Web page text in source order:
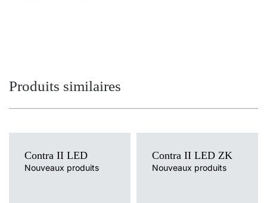
Produits similaires
Contra II LED
Nouveaux produits
Contra II LED ZK
Nouveaux produits